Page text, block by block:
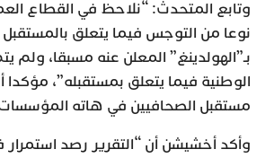
وتابع المتحدث: “نلاحظ في القطاع
نوعا من التوجس فيما يتعلق
بـ”الهولدينغ” المعلن عنه مسبقا، ولم
الوطنية فيما يتعلق بمستقبله”،
مستقبل الصحافيين في هاته المؤسسات
وأكد أخشيشن أن “التقرير رصد